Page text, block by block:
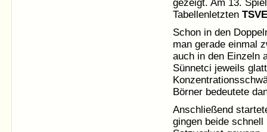
gezeigt. Am 13.
Tabellenletzten TSVE
Schon in den
man gerade einmal
auch in den Einzeln
Sünnetci jeweils
Börner bedeutete
Anschließend
gingen beide